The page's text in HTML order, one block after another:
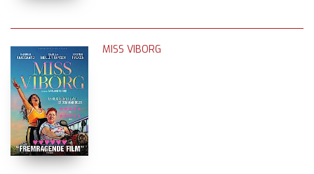
MISS VIBORG